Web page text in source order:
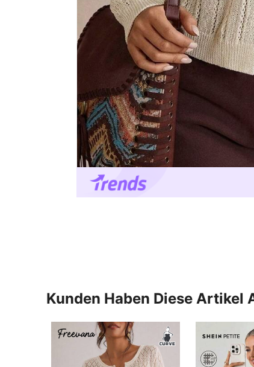
Kunden Haben Diese Artikel